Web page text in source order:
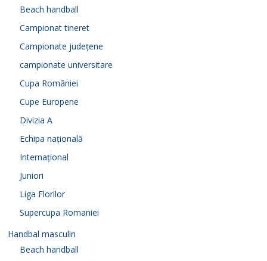
Beach handball
Campionat tineret
Campionate județene
campionate universitare
Cupa României
Cupe Europene
Divizia A
Echipa națională
Internațional
Juniori
Liga Florilor
Supercupa Romaniei
Handbal masculin
Beach handball